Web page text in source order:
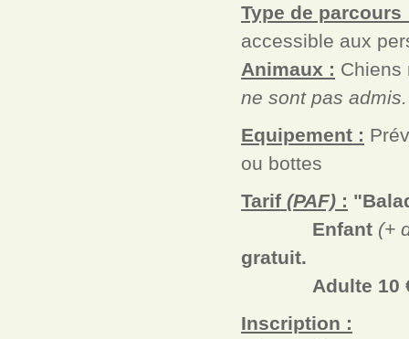
Type de parcours
accessible aux
Animaux :
ne sont pas admis.
Equipement :
ou bottes
Tarif (PAF) :
Enfant (+
gratuit.
Adulte 10
Inscription :